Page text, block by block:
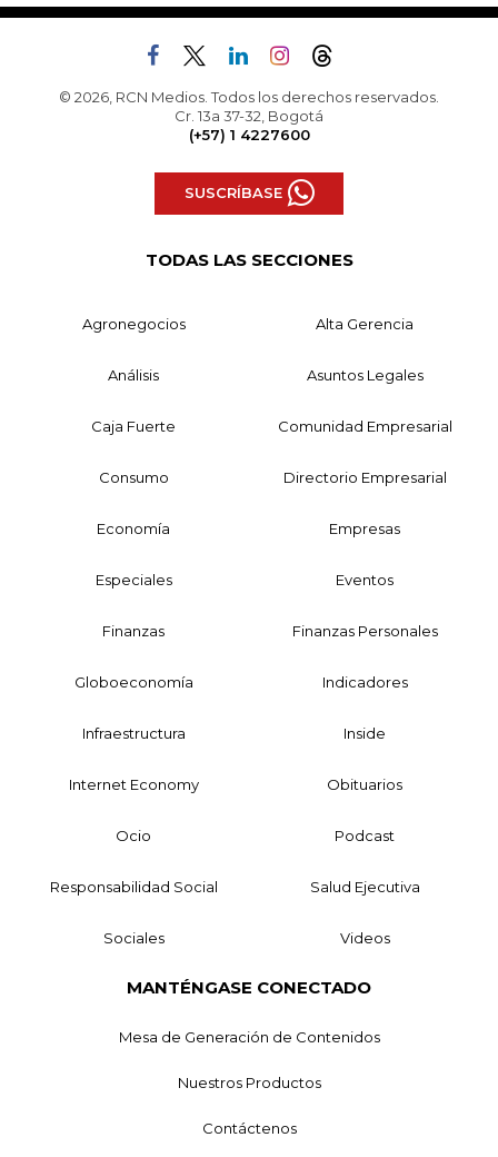
© 2026, RCN Medios. Todos los derechos reservados.
Cr. 13a 37-32, Bogotá
(+57) 1 4227600
SUSCRÍBASE
TODAS LAS SECCIONES
Agronegocios Alta Gerencia
Análisis Asuntos Legales
Caja Fuerte Comunidad Empresarial
Consumo Directorio Empresarial
Economía Empresas
Especiales Eventos
Finanzas Finanzas Personales
Globoeconomía Indicadores
Infraestructura Inside
Internet Economy Obituarios
Ocio Podcast
Responsabilidad Social Salud Ejecutiva
Sociales Videos
MANTÉNGASE CONECTADO
Mesa de Generación de Contenidos
Nuestros Productos
Contáctenos